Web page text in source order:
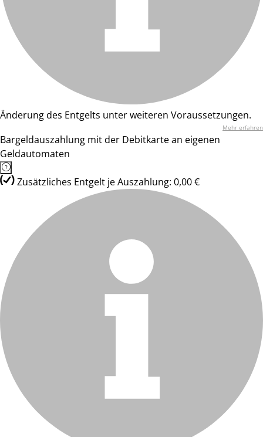
Änderung des Entgelts unter weiteren Voraussetzungen.
Mehr erfahren
Bargeldauszahlung mit der Debitkarte an eigenen
Geldautomaten
Zusätzliches Entgelt je Auszahlung: 0,00 €